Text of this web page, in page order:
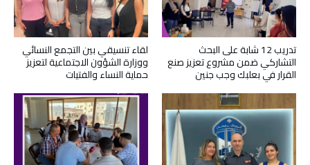
لقاء تنسيقي بين التجمع النسائي
ووزارة الشؤون الاجتماعية لتعزيز
حماية النساء والفتيات
تدريب 12 شابة على البحث
التشاركي ضمن مشروع تعزيز صنع
القرار في بعلبك وجب جنين